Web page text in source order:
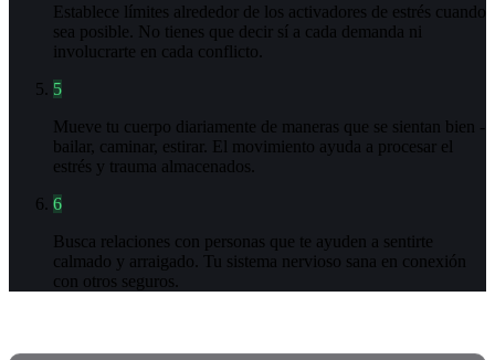
Establece límites alrededor de los activadores de estrés cuando
sea posible. No tienes que decir sí a cada demanda ni
involucrarte en cada conflicto.
5
Mueve tu cuerpo diariamente de maneras que se sientan bien -
bailar, caminar, estirar. El movimiento ayuda a procesar el
estrés y trauma almacenados.
6
Busca relaciones con personas que te ayuden a sentirte
calmado y arraigado. Tu sistema nervioso sana en conexión
con otros seguros.